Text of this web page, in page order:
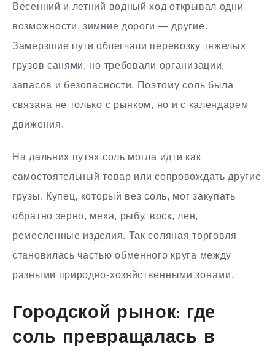
Весенний и летний водный ход открывал одни
возможности, зимние дороги — другие.
Замерзшие пути облегчали перевозку тяжелых
грузов санями, но требовали организации,
запасов и безопасности. Поэтому соль была
связана не только с рынком, но и с календарем
движения.
На дальних путях соль могла идти как
самостоятельный товар или сопровождать другие
грузы. Купец, который вез соль, мог закупать
обратно зерно, меха, рыбу, воск, лен,
ремесленные изделия. Так соляная торговля
становилась частью обменного круга между
разными природно-хозяйственными зонами.
Городской рынок: где
соль превращалась в